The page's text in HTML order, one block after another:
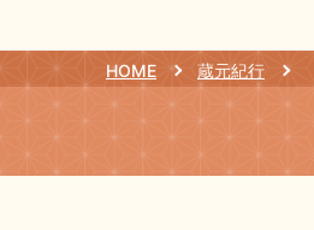
HOME 蔵元紀行